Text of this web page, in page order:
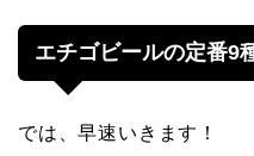
エチゴビールの定番9
では、早速いきます！